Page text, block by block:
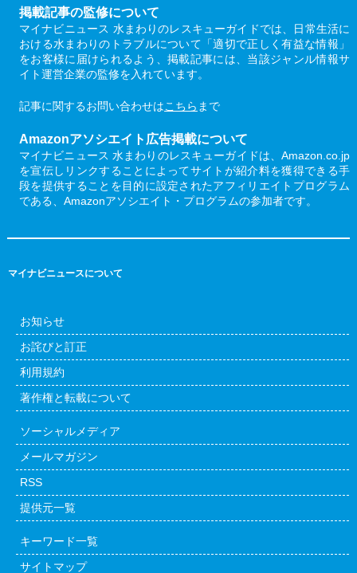
掲載記事の監修について
マイナビニュース 水まわりのレスキューガイドでは、日常生活に
おける水まわりのトラブルについて「適切で正しく有益な情報」
をお客様に届けられるよう、掲載記事には、当該ジャンル情報サ
イト運営企業の監修を入れています。
記事に関するお問い合わせはこちら まで
Amazonアソシエイト広告掲載について
マイナビニュース 水まわりのレスキューガイドは、Amazon.co.jp
を宣伝しリンクすることによってサイトが紹介料を獲得できる手
段を提供することを目的に設定されたアフィリエイトプログラム
である、Amazonアソシエイト・プログラムの参加者です。
マイナビニュースについて
お知らせ
お詫びと訂正
利用規約
著作権と転載について
ソーシャルメディア
メールマガジン
RSS
提供元一覧
キーワード一覧
サイトマップ